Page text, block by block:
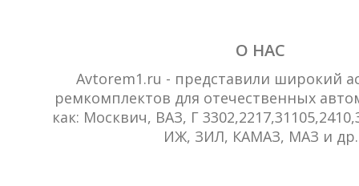
О НАС
Avtorem1.ru - представили широкий
ремкомплектов для отечественных
как: Москвич, ВАЗ, Г
ИЖ, ЗИЛ, КАМАЗ, МАЗ и др.